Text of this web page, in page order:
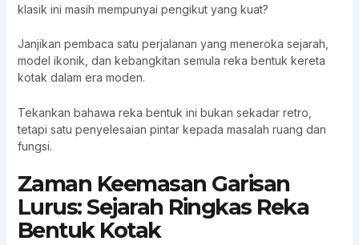
klasik ini masih mempunyai pengikut yang kuat?
Janjikan pembaca satu perjalanan yang meneroka sejarah,
model ikonik, dan kebangkitan semula reka bentuk kereta
kotak dalam era moden.
Tekankan bahawa reka bentuk ini bukan sekadar retro,
tetapi satu penyelesaian pintar kepada masalah ruang dan
fungsi.
Zaman Keemasan Garisan
Lurus: Sejarah Ringkas Reka
Bentuk Kotak